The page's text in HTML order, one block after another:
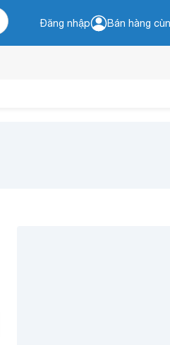
Đăng nhập Bán hàng